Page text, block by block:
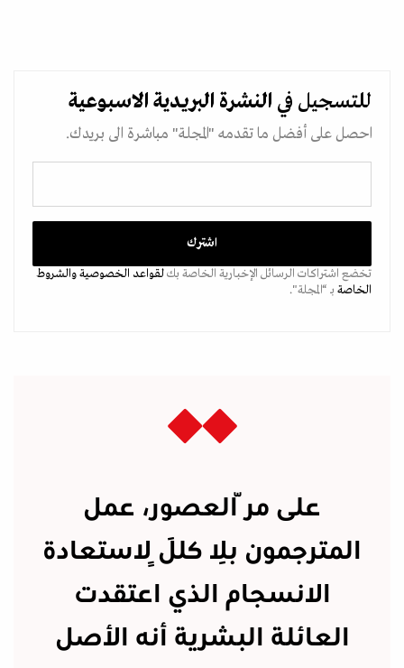
للتسجيل في النشرة البريدية الاسبوعية
احصل على أفضل ما تقدمه "المجلة" مباشرة الى بريدك.
تخضع اشتراكات الرسائل الإخبارية الخاصة بكلقواعد الخصوصيةوالشروط
الخاصة بـ “المجلة".
على مرّ العصور، عمل
المترجمون بِلا كلَلٍ لاستعادة
الانسجام الذي اعتقدت
العائلة البشرية أنه الأصل